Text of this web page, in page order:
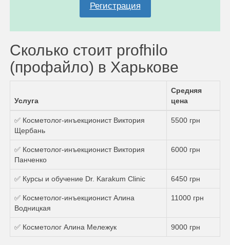
Регистрация
Сколько стоит profhilo
(профайло) в Харькове
Услуга
Средняя
цена
✅ Косметолог-инъекционист Виктория
Щербань
5500 грн
✅ Косметолог-инъекционист Виктория
Панченко
6000 грн
✅ Курсы и обучение Dr. Karakum Clinic 6450 грн
✅ Косметолог-инъекционист Алина
Водницкая
11000 грн
✅ Косметолог Алина Мележук 9000 грн